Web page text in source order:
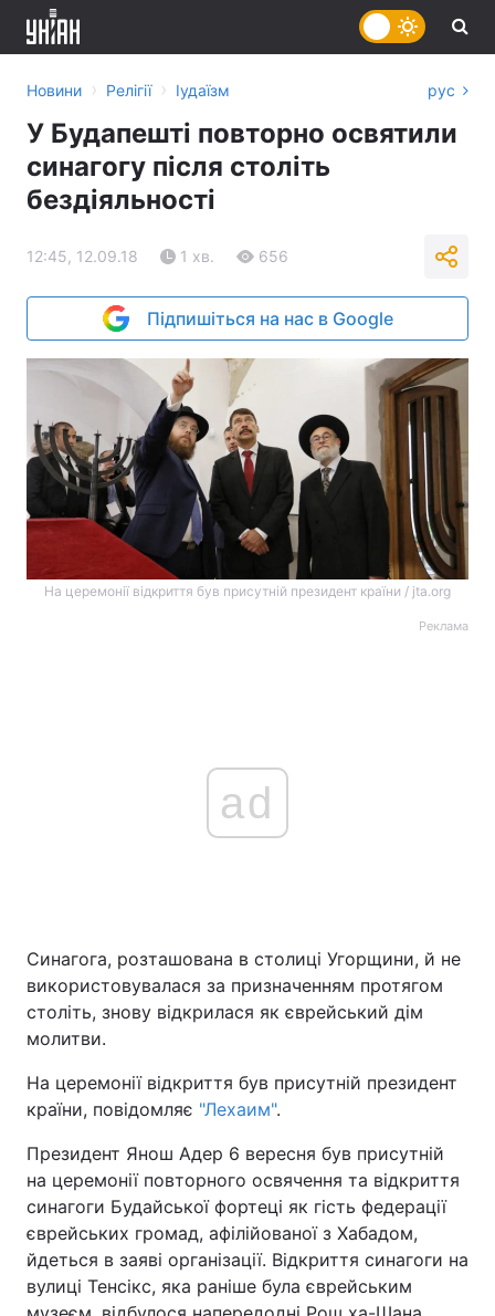
Головна Війна
Економіка Світ
Спорт Наука
Техно і зв'язок Лайт
Новини › Релігії › Іудаїзм рус
У Будапешті повторно освятили
синагогу після століть
бездіяльності
12:45, 12.09.18 1 хв. 656
Підпишіться на нас в Google
На церемонії відкриття був присутній президент країни / jta.org
Реклама
ad
Синагога, розташована в столиці Угорщини, й не
використовувалася за призначенням протягом
століть, знову відкрилася як єврейський дім
молитви.
На церемонії відкриття був присутній президент
країни, повідомляє "Лехаим".
Президент Янош Адер 6 вересня був присутній
на церемонії повторного освячення та відкриття
синагоги Будайської фортеці як гість федерації
єврейських громад, афілійованої з Хабадом,
йдеться в заяві організації. Відкриття синагоги на
вулиці Тенсікс, яка раніше була єврейським